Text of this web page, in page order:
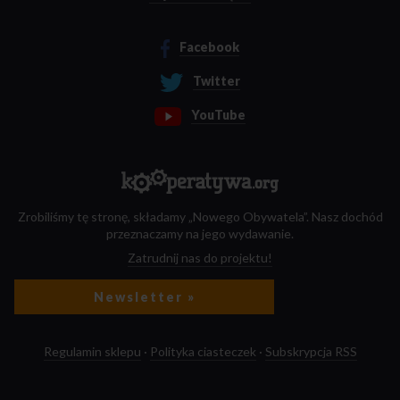
Facebook
Twitter
YouTube
Zrobiliśmy tę stronę, składamy „Nowego Obywatela”. Nasz dochód
przeznaczamy na jego wydawanie.
Zatrudnij nas do projektu!
Newsletter »
Regulamin sklepu · Polityka ciasteczek · Subskrypcja RSS